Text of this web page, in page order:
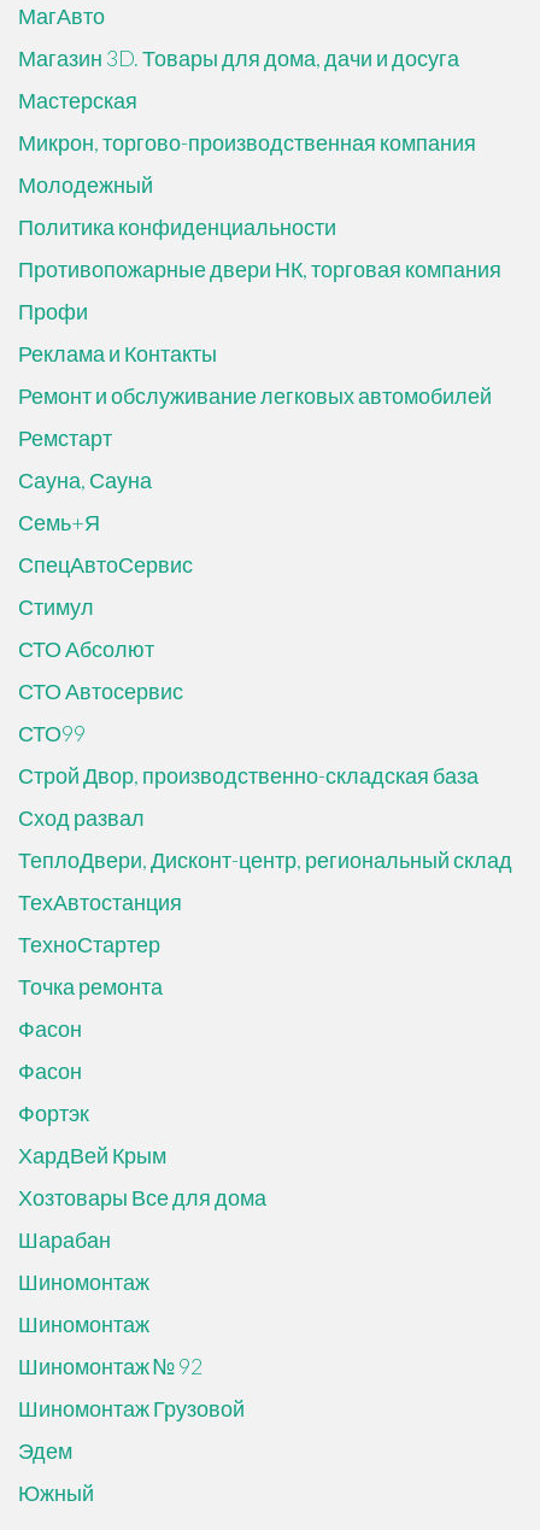
МагАвто
Магазин 3D. Товары для дома, дачи и досуга
Мастерская
Микрон, торгово-производственная компания
Молодежный
Политика конфиденциальности
Противопожарные двери НК, торговая компания
Профи
Реклама и Контакты
Ремонт и обслуживание легковых автомобилей
Ремстарт
Сауна, Сауна
Семь+Я
СпецАвтоСервис
Стимул
СТО Абсолют
СТО Автосервис
СТО99
Строй Двор, производственно-складская база
Сход развал
ТеплоДвери, Дисконт-центр, региональный склад
ТехАвтостанция
ТехноСтартер
Точка ремонта
Фасон
Фасон
Фортэк
ХардВей Крым
Хозтовары Все для дома
Шарабан
Шиномонтаж
Шиномонтаж
Шиномонтаж № 92
Шиномонтаж Грузовой
Эдем
Южный